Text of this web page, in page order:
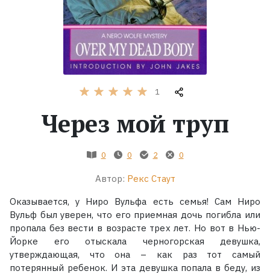
Экранизации
1
Через мой труп
0 0 2 0
Автор: Рекс Стаут
Оказывается, у Ниро Вульфа есть семья! Сам Ниро
Вульф был уверен, что его приемная дочь погибла или
пропала без вести в возрасте трех лет. Но вот в Нью-
Йорке его отыскала черногорская девушка,
утверждающая, что она – как раз тот самый
потерянный ребенок. И эта девушка попала в беду, из